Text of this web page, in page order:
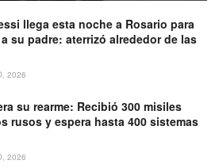
llega esta noche a Rosario para
su padre: aterrizó alrededor de las
2026
su rearme: Recibió 300 misiles
rusos y espera hasta 400 sistemas
2026